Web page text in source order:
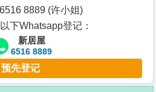
8889 (许小姐)
下Whatsapp登记：
新居屋
6516 8889
预先登记